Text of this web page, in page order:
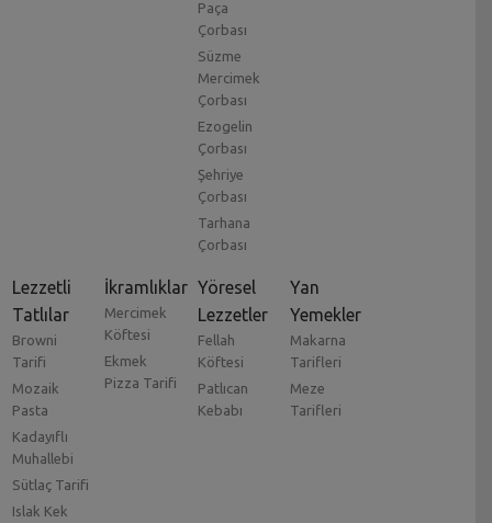
Paça
Çorbası
Süzme
Mercimek
Çorbası
Ezogelin
Çorbası
Şehriye
Çorbası
Tarhana
Çorbası
Lezzetli
Tatlılar
Browni
Tarifi
Mozaik
Pasta
Kadayıflı
Muhallebi
Sütlaç Tarifi
Islak Kek
İkramlıklar
Mercimek
Köftesi
Ekmek
Pizza Tarifi
Yöresel
Lezzetler
Fellah
Köftesi
Patlıcan
Kebabı
Yan
Yemekler
Makarna
Tarifleri
Meze
Tarifleri